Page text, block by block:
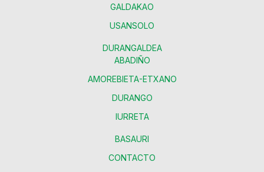
GALDAKAO
USANSOLO
DURANGALDEA
ABADIÑO
AMOREBIETA-ETXANO
DURANGO
IURRETA
BASAURI
CONTACTO